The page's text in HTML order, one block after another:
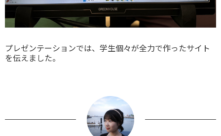
プレゼンテーションでは、学生個々が全力で作ったサイト
を伝えました。